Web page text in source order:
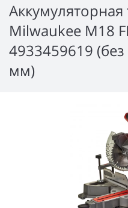
Milwaukee M18
4933459619
мм)